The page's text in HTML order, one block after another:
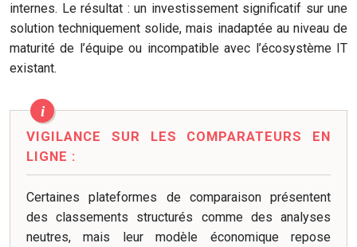
internes. Le résultat : un investissement significatif sur une
solution techniquement solide, mais inadaptée au niveau de
maturité de l’équipe ou incompatible avec l’écosystème IT
existant.
VIGILANCE SUR LES COMPARATEURS EN
LIGNE :
Certaines plateformes de comparaison présentent
des classements structurés comme des analyses
neutres, mais leur modèle économique repose